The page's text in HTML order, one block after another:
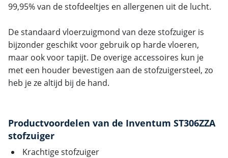
99,95% van de stofdeeltjes en allergenen uit de lucht.
De standaard vloerzuigmond van deze stofzuiger is
bijzonder geschikt voor gebruik op harde vloeren,
maar ook voor tapijt. De overige accessoires kun je
met een houder bevestigen aan de stofzuigersteel, zo
heb je ze altijd bij de hand.
Productvoordelen van de Inventum ST306ZZA
stofzuiger
Krachtige stofzuiger